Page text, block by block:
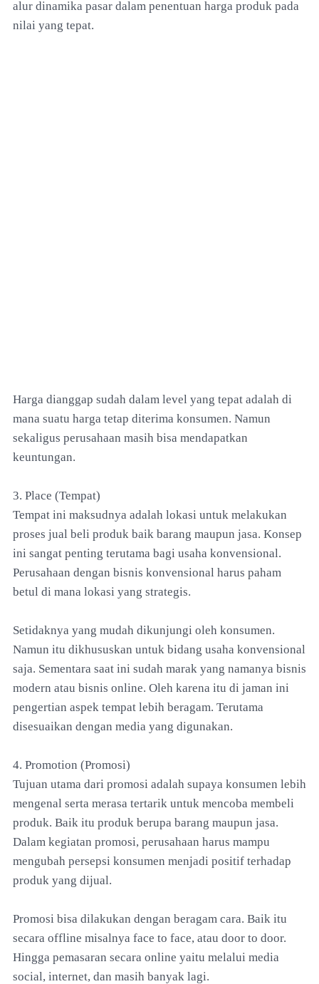
alur dinamika pasar dalam penentuan harga produk pada
nilai yang tepat.
Harga dianggap sudah dalam level yang tepat adalah di
mana suatu harga tetap diterima konsumen. Namun
sekaligus perusahaan masih bisa mendapatkan
keuntungan.
3. Place (Tempat)
Tempat ini maksudnya adalah lokasi untuk melakukan
proses jual beli produk baik barang maupun jasa. Konsep
ini sangat penting terutama bagi usaha konvensional.
Perusahaan dengan bisnis konvensional harus paham
betul di mana lokasi yang strategis.
Setidaknya yang mudah dikunjungi oleh konsumen.
Namun itu dikhususkan untuk bidang usaha konvensional
saja. Sementara saat ini sudah marak yang namanya bisnis
modern atau bisnis online. Oleh karena itu di jaman ini
pengertian aspek tempat lebih beragam. Terutama
disesuaikan dengan media yang digunakan.
4. Promotion (Promosi)
Tujuan utama dari promosi adalah supaya konsumen lebih
mengenal serta merasa tertarik untuk mencoba membeli
produk. Baik itu produk berupa barang maupun jasa.
Dalam kegiatan promosi, perusahaan harus mampu
mengubah persepsi konsumen menjadi positif terhadap
produk yang dijual.
Promosi bisa dilakukan dengan beragam cara. Baik itu
secara offline misalnya face to face, atau door to door.
Hingga pemasaran secara online yaitu melalui media
social, internet, dan masih banyak lagi.